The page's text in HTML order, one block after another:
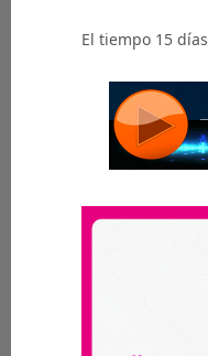
El tiempo 15 días